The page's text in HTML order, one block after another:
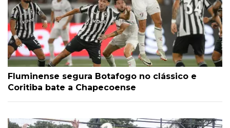
Fluminense segura Botafogo no clássico e
Coritiba bate a Chapecoense